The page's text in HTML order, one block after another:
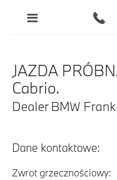
JAZDA
Cabrio.
Dealer BMW
Dane kontaktowe:
Zwrot grzecznościowy: